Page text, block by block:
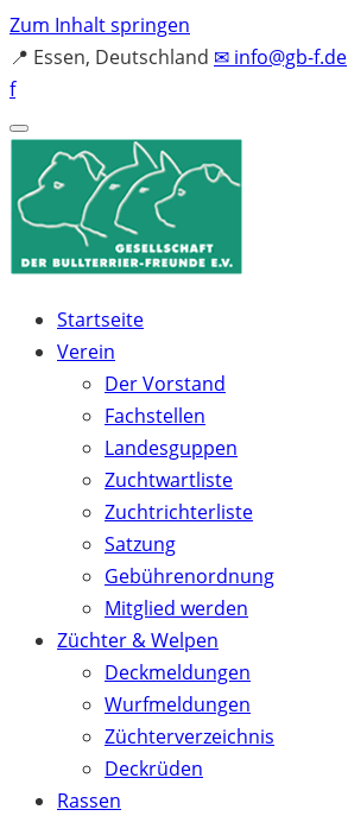
Zum Inhalt springen
📍 Essen, Deutschland ✉ info@gb-f.de
f
Startseite
Verein
Der Vorstand
Fachstellen
Landesguppen
Zuchtwartliste
Zuchtrichterliste
Satzung
Gebührenordnung
Mitglied werden
Züchter & Welpen
Deckmeldungen
Wurfmeldungen
Züchterverzeichnis
Deckrüden
Rassen